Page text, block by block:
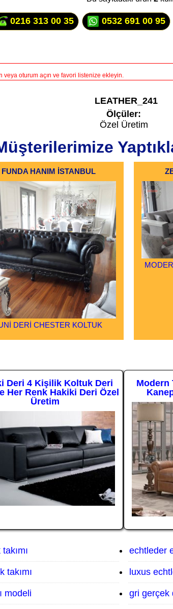
0216 313 00 35 0532 691 00 95
veya oturum açın ve favori listenize ekleyin.
LEATHER_241
Ölçüler:
Özel Üretim
FUNDA HANIM İSTANBUL
DERİ CHESTER KOLTUK
Deri 4 Kişilik Koltuk Deri
Her Renk Hakiki Deri Özel
Üretim
Modern
takımı
modeli
echtleder
luxus
gri gerçek